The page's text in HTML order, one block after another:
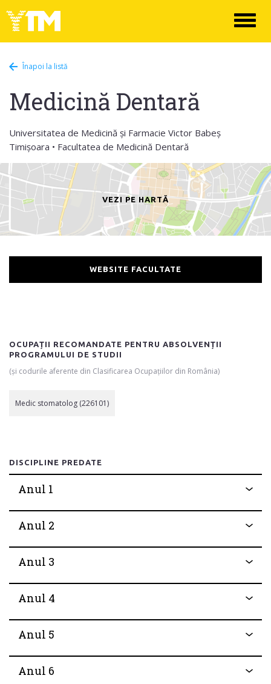
Înapoi la listă
Medicină Dentară
Universitatea de Medicină și Farmacie Victor Babeș
Timișoara • Facultatea de Medicină Dentară
VEZI PE HARTĂ
WEBSITE FACULTATE
OCUPAȚII RECOMANDATE PENTRU ABSOLVENȚII
PROGRAMULUI DE STUDII
(și codurile aferente din Clasificarea Ocupațiilor din România)
Medic stomatolog (226101)
DISCIPLINE PREDATE
Anul 1
Anul 2
Anul 3
Anul 4
Anul 5
Anul 6